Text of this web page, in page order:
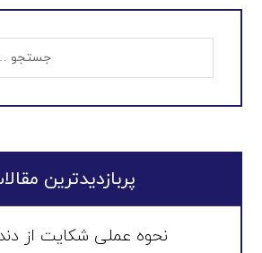
پربازدیدترین
نحوه عملی شکایت از